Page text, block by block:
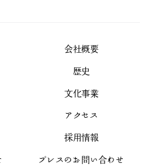
会社概要
歴史
文化事業
アクセス
採用情報
プレスのお問い合わせ